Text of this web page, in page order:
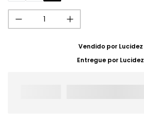
Vendido por Lucidez
Entregue por Lucidez